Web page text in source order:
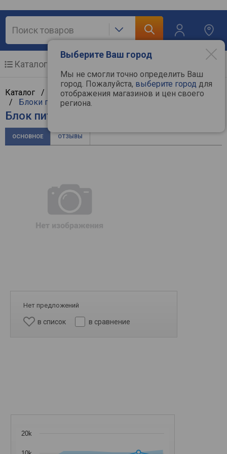
Выберите Ваш город
Мы не смогли точно определить Ваш
город. Пожалуйста, выберите город для
отображения магазинов и цен своего
региона.
Каталог
Каталог / Компьютерная техника/ Комплектующие
/ Блоки питания/
Блок питания Xilence Performance C+
ОСНОВНОЕ ОТЗЫВЫ
Нет предложений
в список в сравнение
20k